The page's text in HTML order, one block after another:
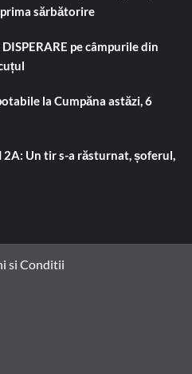
sărbătorire
pe câmpurile din
la Cumpăna astăzi, 6
2A: Un tir s-a răsturnat, șoferul,
si Conditii